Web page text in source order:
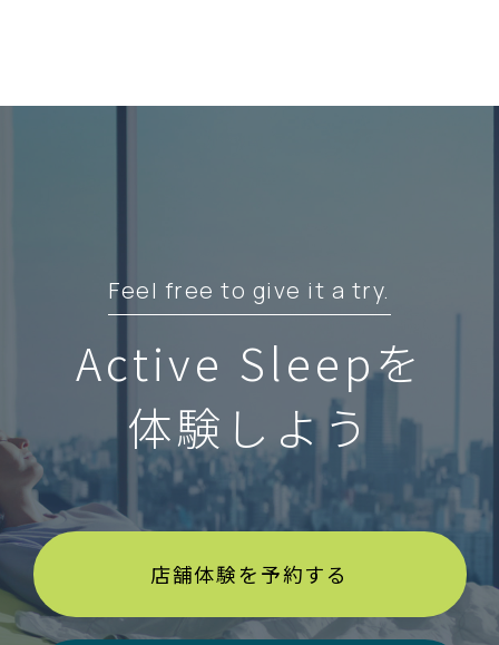
Feel free to give it a try.
Active Sleepを
体験しよう
店舗体験を予約する